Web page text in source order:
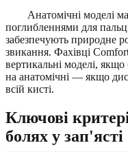
Анатомічні моделі
поглибленнями для
забезпечують природне
звикання. Фахівці
вертикальні моделі, якщо
на анатомічні — якщо
всій кисті.
Ключові
болях у зап'ясті